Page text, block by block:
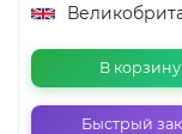
В корзину
Быстрый